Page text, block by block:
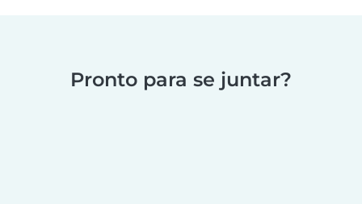
Pronto para se juntar?